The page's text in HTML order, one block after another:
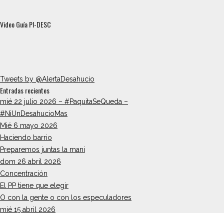
Video Guía PI-DESC
Tweets by @AlertaDesahucio
Entradas recientes
mié 22 julio 2026 – #PaquitaSeQueda –
#NiUnDesahucioMas
Mié 6 mayo 2026
Haciendo barrio
Preparemos juntas la mani
dom 26 abril 2026
Concentración
El PP tiene que elegir
O con la gente o con los especuladores
mié 15 abril 2026